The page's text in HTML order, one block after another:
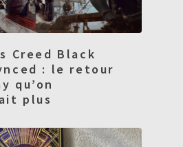
Creed Black
: le retour
qu’on
plus